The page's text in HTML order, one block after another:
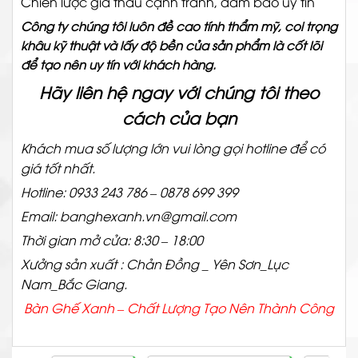
Công ty chúng tôi luôn đề cao tính thẩm mỹ, coi trọng
khâu kỹ thuật và lấy độ bền của sản phẩm là cốt lõi
để tạo nên uy tín với khách hàng.
Hãy liên hệ ngay với chúng tôi theo
cách của bạn
Khách mua số lượng lớn vui lòng gọi hotline để có
giá tốt nhất.
Hotline: 0933 243 786 – 0878 699 399
Email: banghexanh.vn@gmail.com
Thời gian mở cửa: 8:30 – 18:00
Xưởng sản xuất : Chản Đồng _ Yên Sơn_Lục
Nam_Bắc Giang.
Bàn Ghế Xanh – ChấtLượng Tạo Nên Thành Công